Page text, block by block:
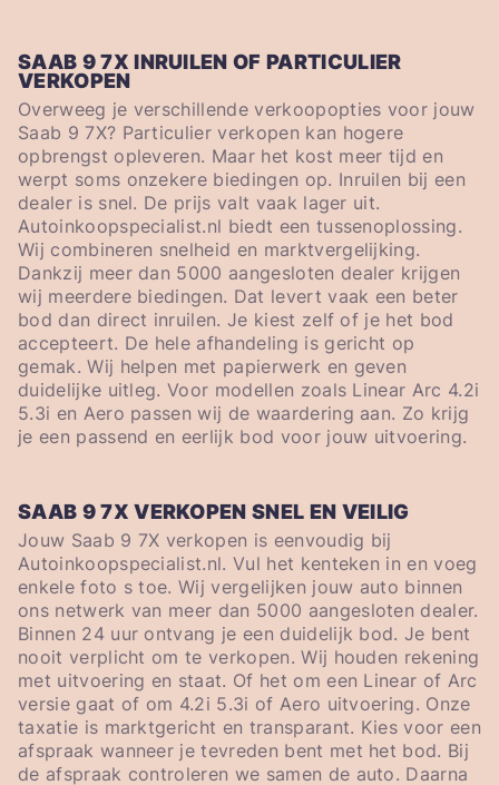
SAAB 9 7X INRUILEN OF PARTICULIER
VERKOPEN
Overweeg je verschillende verkoopopties voor jouw
Saab 9 7X? Particulier verkopen kan hogere
opbrengst opleveren. Maar het kost meer tijd en
werpt soms onzekere biedingen op. Inruilen bij een
dealer is snel. De prijs valt vaak lager uit.
Autoinkoopspecialist.nl biedt een tussenoplossing.
Wij combineren snelheid en marktvergelijking.
Dankzij meer dan 5000 aangesloten dealer krijgen
wij meerdere biedingen. Dat levert vaak een beter
bod dan direct inruilen. Je kiest zelf of je het bod
accepteert. De hele afhandeling is gericht op
gemak. Wij helpen met papierwerk en geven
duidelijke uitleg. Voor modellen zoals Linear Arc 4.2i
5.3i en Aero passen wij de waardering aan. Zo krijg
je een passend en eerlijk bod voor jouw uitvoering.
SAAB 9 7X VERKOPEN SNEL EN VEILIG
Jouw Saab 9 7X verkopen is eenvoudig bij
Autoinkoopspecialist.nl. Vul het kenteken in en voeg
enkele foto s toe. Wij vergelijken jouw auto binnen
ons netwerk van meer dan 5000 aangesloten dealer.
Binnen 24 uur ontvang je een duidelijk bod. Je bent
nooit verplicht om te verkopen. Wij houden rekening
met uitvoering en staat. Of het om een Linear of Arc
versie gaat of om 4.2i 5.3i of Aero uitvoering. Onze
taxatie is marktgericht en transparant. Kies voor een
afspraak wanneer je tevreden bent met het bod. Bij
de afspraak controleren we samen de auto. Daarna